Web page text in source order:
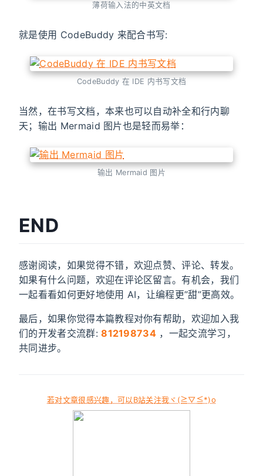
薄荷输入法的中英文档
就是使用 CodeBuddy 来配合书写:
CodeBuddy 在 IDE 内书写文档
当然，在书写文档，本来也可以自动补全和行内聊
天；输出 Mermaid 图片也是轻而易举：
输出 Mermaid 图片
END
感谢阅读，如果觉得不错，欢迎点赞、评论、转发。
如果有什么问题，欢迎在评论区留言。有机会，我们
一起看看如何更好地使用 AI，让编程更”甜”更高效。
最后，如果你觉得本篇教程对你有帮助，欢迎加入我
们的开发者交流群:812198734 ，一起交流学习，
共同进步。
若对文章很感兴趣，可以B站关注我ヾ(≧▽≦*)o